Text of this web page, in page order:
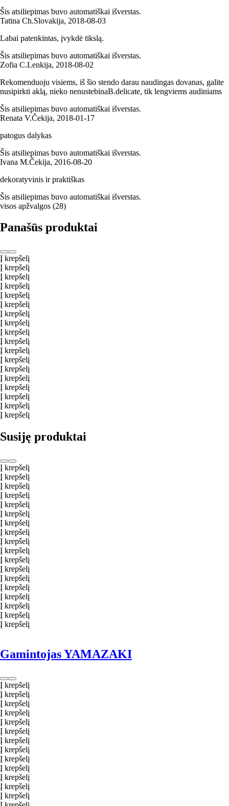
Šis atsiliepimas buvo automatiškai išverstas.
Tatina Ch.Slovakija, 2018‑08‑03
Labai patenkintas, įvykdė tikslą.
Šis atsiliepimas buvo automatiškai išverstas.
Zofia C.Lenkija, 2018‑08‑02
Rekomenduoju visiems, iš šio stendo darau naudingas dovanas, galite
nusipirkti aklą, nieko nenustebinaB.delicate, tik lengviems audiniams
Šis atsiliepimas buvo automatiškai išverstas.
Renata V.Čekija, 2018‑01‑17
patogus dalykas
Šis atsiliepimas buvo automatiškai išverstas.
Ivana M.Čekija, 2016‑08‑20
dekoratyvinis ir praktiškas
Šis atsiliepimas buvo automatiškai išverstas.
visos apžvalgos (28)
Panašūs produktai
Į krepšelį
Į krepšelį
Į krepšelį
Į krepšelį
Į krepšelį
Į krepšelį
Į krepšelį
Į krepšelį
Į krepšelį
Į krepšelį
Į krepšelį
Į krepšelį
Į krepšelį
Į krepšelį
Į krepšelį
Į krepšelį
Į krepšelį
Į krepšelį
Susiję produktai
Į krepšelį
Į krepšelį
Į krepšelį
Į krepšelį
Į krepšelį
Į krepšelį
Į krepšelį
Į krepšelį
Į krepšelį
Į krepšelį
Į krepšelį
Į krepšelį
Į krepšelį
Į krepšelį
Į krepšelį
Į krepšelį
Į krepšelį
Į krepšelį
Gamintojas YAMAZAKI
Į krepšelį
Į krepšelį
Į krepšelį
Į krepšelį
Į krepšelį
Į krepšelį
Į krepšelį
Į krepšelį
Į krepšelį
Į krepšelį
Į krepšelį
Į krepšelį
Į krepšelį